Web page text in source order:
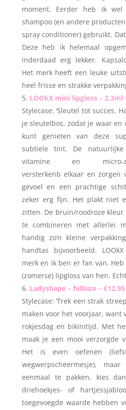
moment. Eerder heb ik
shampoo (en andere
spray conditioner) gebruikt.
Deze heb ik helemaal
inderdaad erg lekker.
Het merk heeft een leuke
heel frisse en strakke
LOOkX mini lipgloss – 2,3ml
Stylecase: ‘Sleutel tot succes.
je sleutelbos, zodat je waar
kunt genieten van deze
subtiele tint. De natuurlijke
vitamine en micro-
versterkenb elkaar en zorgen
gevoel en een prachtige
zeker erg fijn. Het plakt niet
zitten. De bruin/roodroze kleur
te combineren met allerlei
handig zo’n kleine
handtas bijvoorbeeld.
merk en ik ben er fan van.
(zomerse) lipgloss van hen.
Ladyshape – fullsize – €12,95
Stylecase: ‘Trek een strak
maken voor het voorjaar, want
rokjesdag en bikinitijd. Met
maak je een mooi verzorgde
Het is even oefenen
wegwerpscheermesje),
eenmaal te pakken, kies
driehoekjes- of
toegevoegde waarde hebben